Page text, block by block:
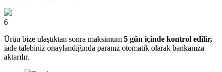
6
Ürün bize ulaştıktan sonra maksimum 5 gün içinde kontrol edilir,
iade talebiniz onaylandığında paranız otomatik olarak bankanıza
aktarılır.